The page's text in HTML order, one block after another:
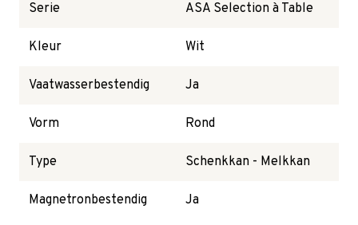
Serie ASA Selection à Table
Kleur Wit
Vaatwasserbestendig Ja
Vorm Rond
Type Schenkkan - Melkkan
Magnetronbestendig Ja